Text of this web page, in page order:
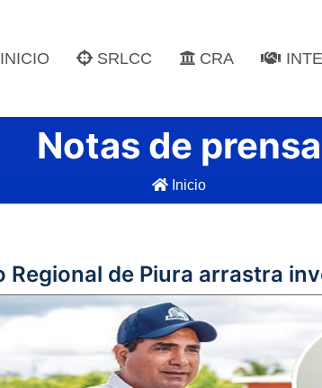
INICIO SRLCC CRA
Notas de prensa
Inicio
Regional de Piura arrastra